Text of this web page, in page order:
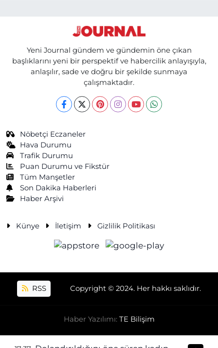
Yeni Journal gündem ve gündemin öne çıkan
başlıklarını yeni bir perspektif ve habercilik anlayışıyla,
anlaşılır, sade ve doğru bir şekilde sunmaya
çalışmaktadır.
Nöbetçi Eczaneler
Hava Durumu
Trafik Durumu
Puan Durumu ve Fikstür
Tüm Manşetler
Son Dakika Haberleri
Haber Arşivi
Künye İletişim Gizlilik Politikası
RSS Copyright © 2024. Her hakkı saklıdır.
Haber Yazılımı: TE Bilişim